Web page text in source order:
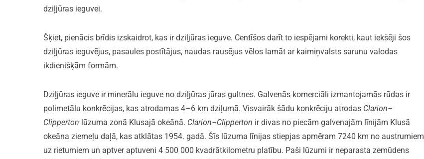
dziļjūras ieguvei.
Šķiet, pienācis brīdis izskaidrot, kas ir dziļjūras ieguve. Centīšos darīt to iespējami korekti, kaut iekšēji šos
dziļjūras ieguvējus, pasaules postītājus, naudas rausējus vēlos lamāt ar kaimiņvalsts sarunu valodas
ikdienišķām formām.
Dziļjūras ieguve ir minerālu ieguve no dziļjūras jūras gultnes. Galvenās komerciāli izmantojamās rūdas ir
polimetālu konkrēcijas, kas atrodamas 4–6 km dziļumā. Visvairāk šādu konkrēciju atrodas Clarion–
Clipperton lūzuma zonā Klusajā okeānā. Clarion–Clipperton ir divas no piecām galvenajām līnijām Klusā
okeāna ziemeļu daļā, kas atklātas 1954. gadā. Šīs lūzuma līnijas stiepjas apmēram 7240 km no austrumiem
uz rietumiem un aptver aptuveni 4 500 000 kvadrātkilometru platību. Paši lūzumi ir neparasta zemūdens